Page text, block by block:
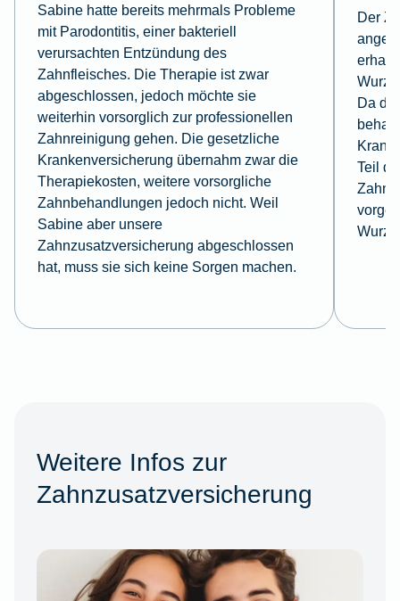
Sabine hatte bereits mehrmals Probleme
mit Parodontitis, einer bakteriell
verursachten Entzündung des
Zahnfleisches. Die Therapie ist zwar
abgeschlossen, jedoch möchte sie
weiterhin vorsorglich zur professionellen
Zahnreinigung gehen. Die gesetzliche
Krankenversicherung übernahm zwar die
Therapiekosten, weitere vorsorgliche
Zahnbehandlungen jedoch nicht. Weil
Sabine aber unsere
Zahnzusatzversicherung abgeschlossen
hat, muss sie sich keine Sorgen machen.
Der
Da
Teil
Weitere Infos zur
Zahnzusatzversicherung